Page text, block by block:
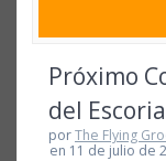
Próximo
del
porThe Flying
en 11 de julio de